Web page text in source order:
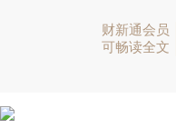
财新通会员
可畅读全文